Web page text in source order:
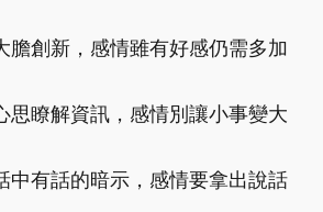
膽創新，感情雖有好感仍需多加
思瞭解資訊，感情別讓小事變大
中有話的暗示，感情要拿出說話